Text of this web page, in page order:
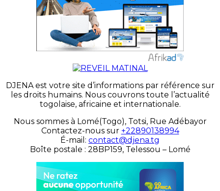
DJENA est votre site d’informations par référence sur
les droits humains. Nous couvrons toute l’actualité
togolaise, africaine et internationale.
Nous sommes à Lomé(Togo), Totsi, Rue Adébayor
Contactez-nous sur +22890138994
É-mail: contact@djena.tg
Boîte postale : 28BP159, Telessou – Lomé